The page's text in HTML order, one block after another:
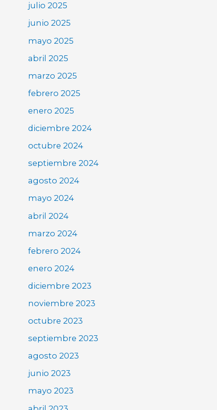
julio 2025
junio 2025
mayo 2025
abril 2025
marzo 2025
febrero 2025
enero 2025
diciembre 2024
octubre 2024
septiembre 2024
agosto 2024
mayo 2024
abril 2024
marzo 2024
febrero 2024
enero 2024
diciembre 2023
noviembre 2023
octubre 2023
septiembre 2023
agosto 2023
junio 2023
mayo 2023